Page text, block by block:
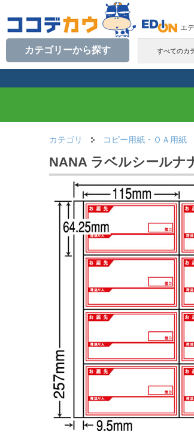
エ
すべてのカ
カテゴリーから探す
カテゴリ コピー用紙・ＯＡ用紙
NANA ラベルシールナ